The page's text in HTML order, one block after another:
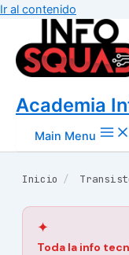
Ir al contenido
Academia
Main Menu
Inicio /
✦
Toda la info